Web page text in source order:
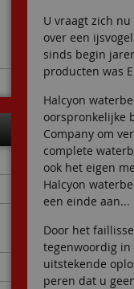
U vraagt zich
over een
sinds begin
producten was
Halcyon
oorspronkelijke
Company om
complete
ook het eigen
Halcyon
een einde aan...
Door het
tegenwoordig
uitstekende
peren dat u